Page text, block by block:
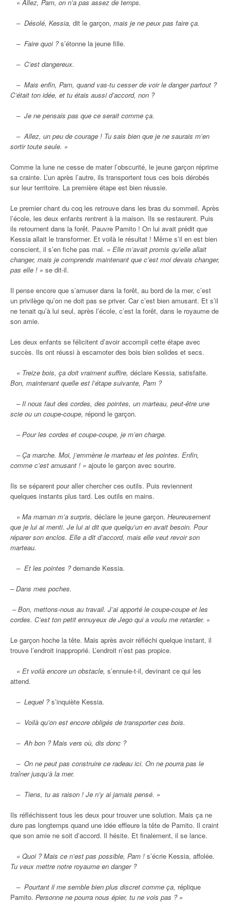
« Allez, Pam, on n’a pas assez de temps.
– Désolé, Kessia, dit le garçon, mais je ne peux pas faire ça.
– Faire quoi ?s’étonne la jeune fille.
– C’est dangereux.
– Mais enfin, Pam, quand vas-tu cesser de voir le danger partout ?
C’était ton idée, et tu étais aussi d’accord, non ?
– Je ne pensais pas que ce serait comme ça.
– Allez, un peu de courage ! Tu sais bien que je ne saurais m’en
sortir toute seule. »
Comme la lune ne cesse de mater l’obscurité, le jeune garçon réprime
sa crainte. L’un après l’autre, ils transportent tous ces bois dérobés
sur leur territoire. La première étape est bien réussie.
Le premier chant du coq les retrouve dans les bras du sommeil. Après
l’école, les deux enfants rentrent à la maison. Ils se restaurent. Puis
ils retournent dans la forêt. Pauvre Pamito ! On lui avait prédit que
Kessia allait le transformer. Et voilà le résultat ! Même s’il en est bien
conscient, il s’en fiche pas mal. « Elle m’avait promis qu’elle allait
changer, mais je comprends maintenant que c’est moi devais changer,
pas elle ! » se dit-il.
Il pense encore que s’amuser dans la forêt, au bord de la mer, c’est
un privilège qu’on ne doit pas se priver. Car c’est bien amusant. Et s’il
ne tenait qu’à lui seul, après l’école, c’est la forêt, dans le royaume de
son amie.
Les deux enfants se félicitent d’avoir accompli cette étape avec
succès. Ils ont réussi à escamoter des bois bien solides et secs.
« Treize bois, ça doit vraiment suffire, déclare Kessia, satisfaite.
Bon, maintenant quelle est l’étape suivante, Pam ?
– Il nous faut des cordes, des pointes, un marteau, peut-être une
scie ou un coupe-coupe, répond le garçon.
– Pour les cordes et coupe-coupe, je m’en charge.
– Ça marche. Moi, j’emmène le marteau et les pointes. Enfin,
comme c’est amusant ! » ajoute le garçon avec sourire.
Ils se séparent pour aller chercher ces outils. Puis reviennent
quelques instants plus tard. Les outils en mains.
« Ma maman m’a surpris, déclare le jeune garçon. Heureusement
que je lui ai menti. Je lui ai dit que quelqu’un en avait besoin. Pour
réparer son enclos. Elle a dit d’accord, mais elle veut revoir son
marteau.
– Et les pointes ?demande Kessia.
– Dans mes poches.
– Bon, mettons-nous au travail. J’ai apporté le coupe-coupe et les
cordes. C’est ton petit ennuyeux de Jego qui a voulu me retarder. »
Le garçon hoche la tête. Mais après avoir réfléchi quelque instant, il
trouve l’endroit inapproprié. L’endroit n’est pas propice.
« Et voilà encore un obstacle, s’ennuie-t-il, devinant ce qui les
attend.
– Lequel ?s’inquiète Kessia.
– Voilà qu’on est encore obligés de transporter ces bois.
– Ah bon ? Mais vers où, dis donc ?
– On ne peut pas construire ce radeau ici. On ne pourra pas le
traîner jusqu’à la mer.
– Tiens, tu as raison ! Je n’y ai jamais pensé. »
Ils réfléchissent tous les deux pour trouver une solution. Mais ça ne
dure pas longtemps quand une idée effleure la tête de Pamito. Il craint
que son amie ne soit d’accord. Il hésite. Et finalement, il se lance.
« Quoi ? Mais ce n’est pas possible, Pam ! s’écrie Kessia, affolée.
Tu veux mettre notre royaume en danger ?
– Pourtant il me semble bien plus discret comme ça, réplique
Pamito. Personne ne pourra nous épier, tu ne vois pas ? »